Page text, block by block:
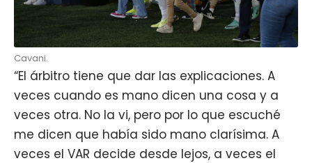
Cavani.
“El árbitro tiene que dar las explicaciones. A
veces cuando es mano dicen una cosa y a
veces otra. No la vi, pero por lo que escuché
me dicen que había sido mano clarísima. A
veces el VAR decide desde lejos, a veces el